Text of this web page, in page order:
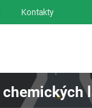
Kontakty
chemických